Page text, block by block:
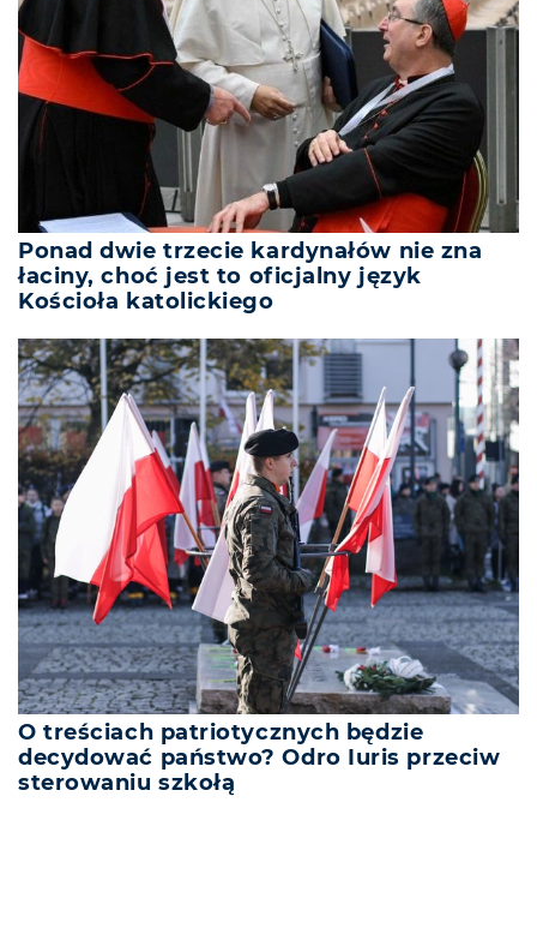
Ponad dwie trzecie kardynałów nie zna
łaciny, choć jest to oficjalny język
Kościoła katolickiego
O treściach patriotycznych będzie
decydować państwo? Odro Iuris przeciw
sterowaniu szkołą